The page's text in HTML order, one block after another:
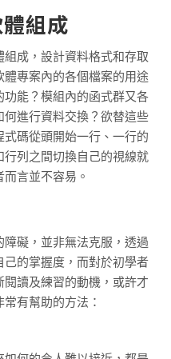
組成
成，設計資料格式和存取
專案內的各個檔案的用途
能？模組內的函式群又各
進行資料交換？欲替這些
碼從頭開始一行、一行的
列之間切換自己的視線就
言並不容易。
障礙，並非無法克服，透過
的掌握度，而對於初學者
讀及練習的動機，或許才
有幫助的方法：